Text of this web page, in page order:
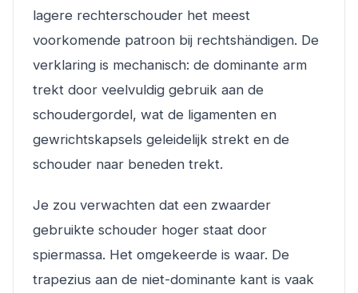
lagere rechterschouder het meest
voorkomende patroon bij rechtshändigen. De
verklaring is mechanisch: de dominante arm
trekt door veelvuldig gebruik aan de
schoudergordel, wat de ligamenten en
gewrichtskapsels geleidelijk strekt en de
schouder naar beneden trekt.
Je zou verwachten dat een zwaarder
gebruikte schouder hoger staat door
spiermassa. Het omgekeerde is waar. De
trapezius aan de niet-dominante kant is vaak